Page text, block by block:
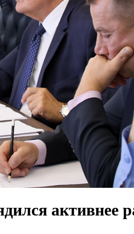
активнее